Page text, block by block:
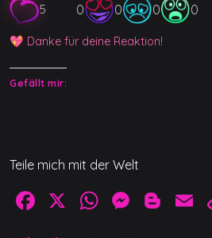
5 0 0 0 0
💖 Danke für deine Reaktion!
Gefällt mir:
Teile mich mit der Welt
F
X
W M
Bl E